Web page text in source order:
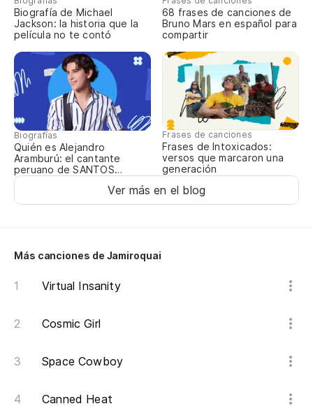
Biografía de Michael
Jackson: la historia que la
película no te contó
68 frases de canciones de
Bruno Mars en español para
compartir
Biografías
Quién es Alejandro
Aramburú: el cantante
peruano de SANTOS
BRAVOS
Frases de canciones
Frases de Intoxicados:
versos que marcaron una
generación
Ver más en el blog
Más canciones de Jamiroquai
Virtual Insanity
Cosmic Girl
Space Cowboy
Canned Heat